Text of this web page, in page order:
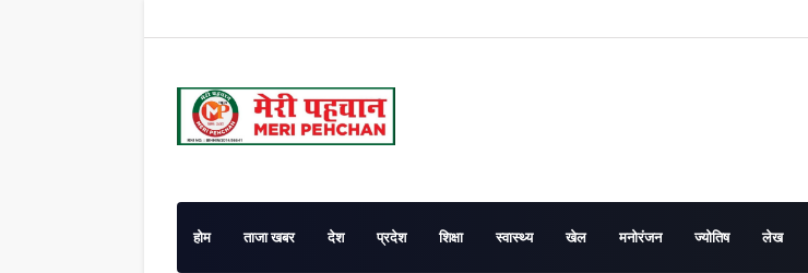
होम ताजा खबर देश प्रदेश शिक्षा स्वास्थ्य खेल मनोरंजन ज्योतिष लेख